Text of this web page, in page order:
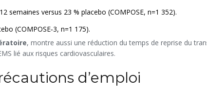
semaines versus 23 % placebo (COMPOSE, n=1 352).
(COMPOSE‑3, n=1 175).
, montre aussi une réduction du temps de reprise du
lié aux risques cardiovasculaires.
d’emploi